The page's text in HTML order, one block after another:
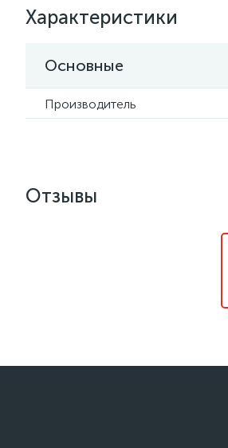
Характеристики
Основные
Производитель
Отзывы